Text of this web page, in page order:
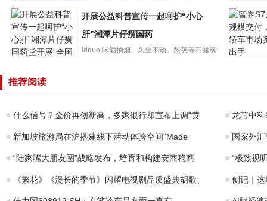
前两月甘肃经济
开局良好规上工
业增加值同比增
长10
广州培英
团黄石学
牌，招生
大
开展公益科普宣
传一起呵护“小心
药
开展公益科普宣传一起呵护“小心
肝”湘潭片仔癀国药
ldquo;喝酒抽烟、久坐不动、熬夜等不健康
推荐阅读
什么信号？金价再创新高，多家银行却宣布上调“黄 龙芯中
新加坡旅游局在沪搭建线下活动体验空间“Made 国家外
“陆家嘴大朋友圈”战略发布，培育和构建安商稳商 “极致视
《繁花》《漫长的季节》闪耀电视剧品质盛典胡歌、 侧记｜这